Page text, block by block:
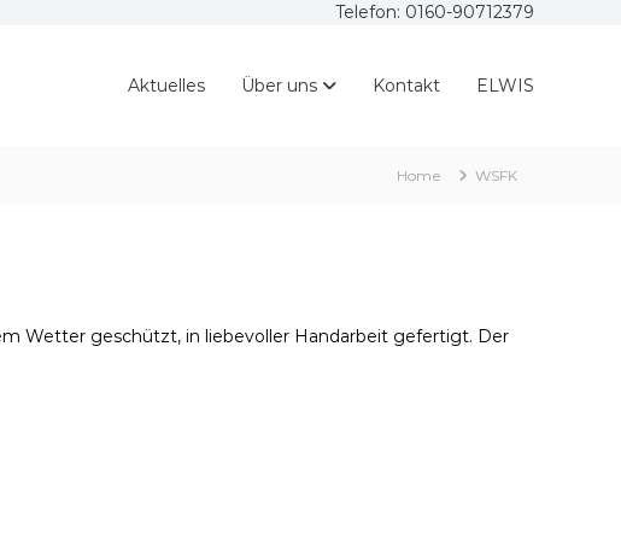
Telefon: 0160-90712379
Aktuelles Über uns Kontakt ELWIS
Home WSFK
Wetter geschützt, in liebevoller Handarbeit gefertigt. Der